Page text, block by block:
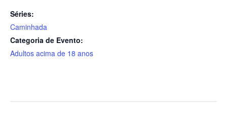
Séries:
Caminhada
Categoria de Evento:
Adultos acima de 18 anos